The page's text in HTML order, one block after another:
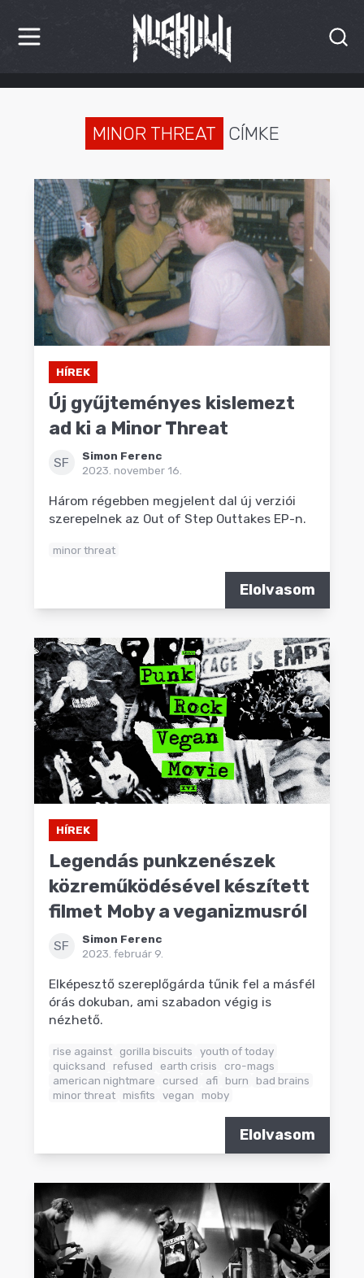
HÍREK
INTERJÚK
PREMIEREK
KULT
MÁSVILÁG
MINOR THREAT CÍMKE
HÍREK
Új gyűjteményes kislemezt
ad ki a Minor Threat
SF
Simon Ferenc
2023. november 16.
Három régebben megjelent dal új verziói
szerepelnek az Out of Step Outtakes EP-n.
minor threat
Elolvasom
HÍREK
Legendás punkzenészek
közreműködésével készített
filmet Moby a veganizmusról
SF
Simon Ferenc
2023. február 9.
Elképesztő szereplőgárda tűnik fel a másfél
órás dokuban, ami szabadon végig is
nézhető.
rise against gorilla biscuits
youth of today
quicksand
refused earth crisis
cro-mags
american nightmare
cursed afi burn
bad brains
minor threat misfits vegan moby
Elolvasom